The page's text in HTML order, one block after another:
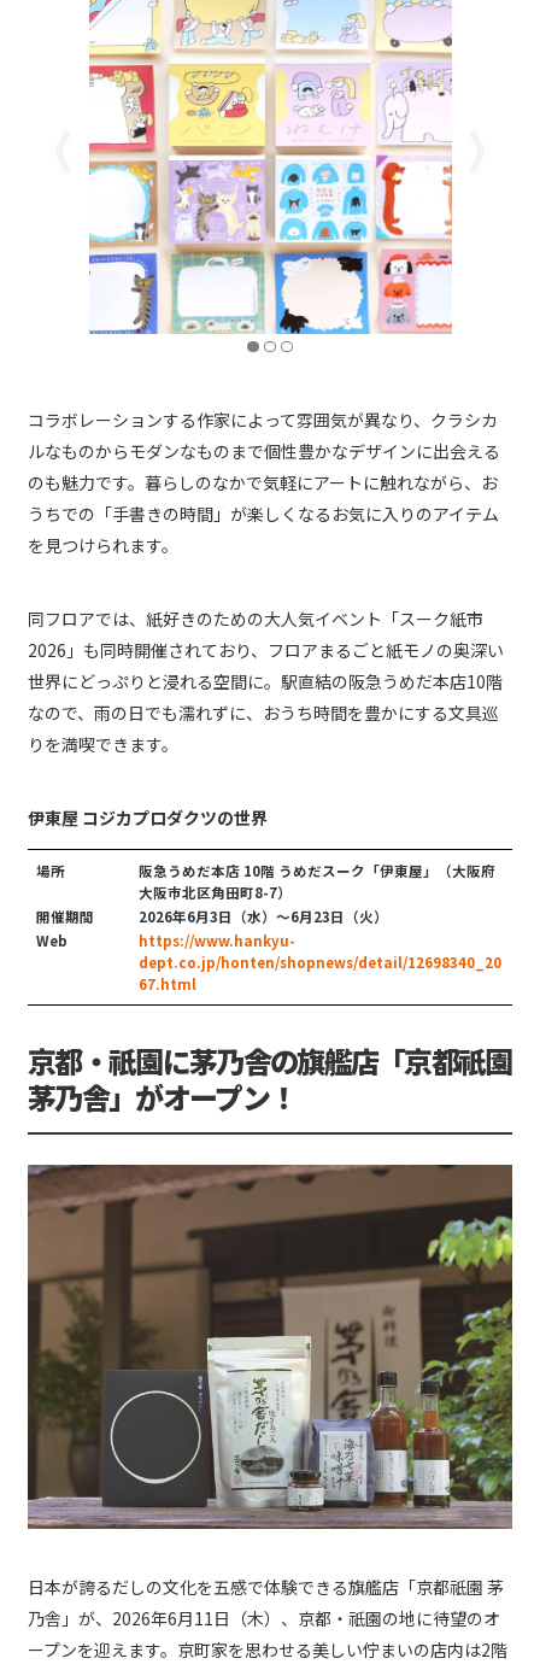
コラボレーションする作家によって雰囲気が異なり、クラシカ
ルなものからモダンなものまで個性豊かなデザインに出会える
のも魅力です。暮らしのなかで気軽にアートに触れながら、お
うちでの「手書きの時間」が楽しくなるお気に入りのアイテム
を見つけられます。
同フロアでは、紙好きのための大人気イベント「スーク紙市
2026」も同時開催されており、フロアまるごと紙モノの奥深い
世界にどっぷりと浸れる空間に。駅直結の阪急うめだ本店10階
なので、雨の日でも濡れずに、おうち時間を豊かにする文具巡
りを満喫できます。
伊東屋 コジカプロダクツの世界
場所
阪急うめだ本店 10階 うめだスーク「伊東屋」（大阪府
大阪市北区角田町8-7）
開催期間
2026年6月3日（水）～6月23日（火）
Web
https://www.hankyu-
dept.co.jp/honten/shopnews/detail/12698340_20
67.html
京都・祇園に茅乃舎の旗艦店「京都祇園
茅乃舎」がオープン！
日本が誇るだしの文化を五感で体験できる旗艦店「京都祇園 茅
乃舎」が、2026年6月11日（木）、京都・祇園の地に待望のオ
ープンを迎えます。京町家を思わせる美しい佇まいの店内は2階